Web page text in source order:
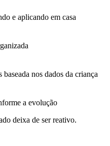
e aplicando em casa
baseada nos dados da criança
a evolução
deixa de ser reativo.